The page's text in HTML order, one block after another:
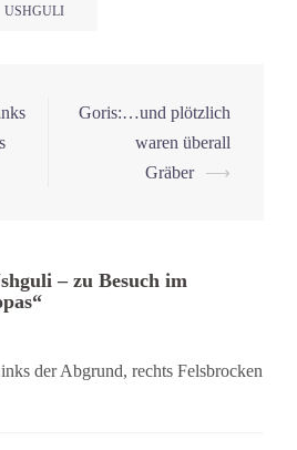
USHGULI
Goris:…und plötzlich
waren überall
Gräber
⟶
– zu Besuch im
“
der Abgrund, rechts Felsbrocken